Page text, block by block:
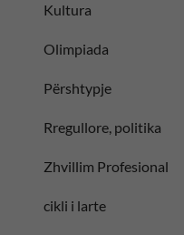
Kultura
Olimpiada
Përshtypje
Rregullore, politika
Zhvillim Profesional
cikli i larte